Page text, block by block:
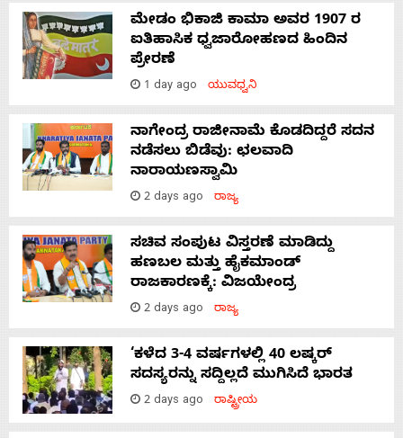
ಮೇಡಂ ಭಿಕಾಜಿ ಕಾಮಾ ಅವರ 1907 ರ
ಐತಿಹಾಸಿಕ ಧ್ವಜಾರೋಹಣದ ಹಿಂದಿನ
ಪ್ರೇರಣೆ
1 day ago ಯುವಧ್ವನಿ
ನಾಗೇಂದ್ರ ರಾಜೀನಾಮೆ ಕೊಡದಿದ್ದರೆ ಸದನ
ನಡೆಸಲು ಬಿಡೆವು: ಛಲವಾದಿ
ನಾರಾಯಣಸ್ವಾಮಿ
2 days ago ರಾಜ್ಯ
ಸಚಿವ ಸಂಪುಟ ವಿಸ್ತರಣೆ ಮಾಡಿದ್ದು
ಹಣಬಲ ಮತ್ತು ಹೈಕಮಾಂಡ್
ರಾಜಕಾರಣಕ್ಕೆ: ವಿಜಯೇಂದ್ರ
2 days ago ರಾಜ್ಯ
‘ಕಳೆದ 3-4 ವರ್ಷಗಳಲ್ಲಿ 40 ಲಷ್ಕರ್
ಸದಸ್ಯರನ್ನು ಸದ್ದಿಲ್ಲದೆ ಮುಗಿಸಿದೆ ಭಾರತ
2 days ago ರಾಷ್ಟ್ರೀಯ